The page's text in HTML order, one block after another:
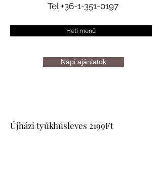
Tel:+36-1-351-0197
Heti menü
Napi ajánlatok
Újházi tyúkhúsleves 2199Ft